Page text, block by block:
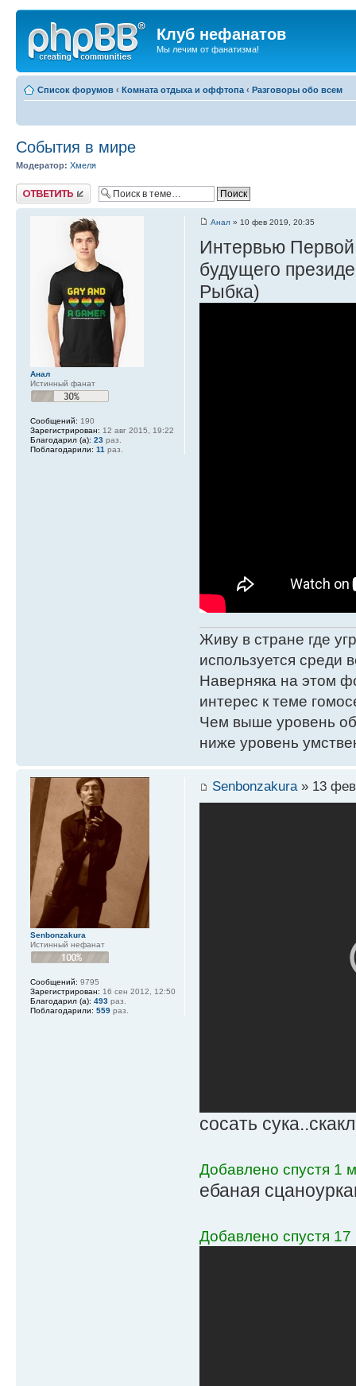
Клуб нефанатов
Мы лечим от фанатизма!
Список форумов ‹ Комната отдыха и оффтопа ‹ Разговоры обо всем
События в мире
Модератор: Хмеля
Ответить
Анал» 10 фев 2019, 20:35
Интервью
будущего
Рыбка)
Живу в стране где
используется среди
Наверняка на этом
интерес к теме
Чем выше уровень
ниже уровень
Анал
Истинный фанат
Сообщений: 190
Зарегистрирован: 12 авг 2015, 19:22
Благодарил (а): 23 раз.
Поблагодарили: 11 раз.
Senbonzakura» 13 фев
сосать
Добавлено спустя 1
ебаная
Добавлено спустя
Senbonzakura
Истинный нефанат
Сообщений: 9795
Зарегистрирован: 16 сен 2012, 12:50
Благодарил (а): 493 раз.
Поблагодарили: 559 раз.